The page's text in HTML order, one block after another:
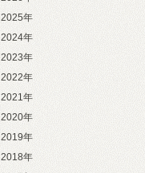
2025年
2024年
2023年
2022年
2021年
2020年
2019年
2018年